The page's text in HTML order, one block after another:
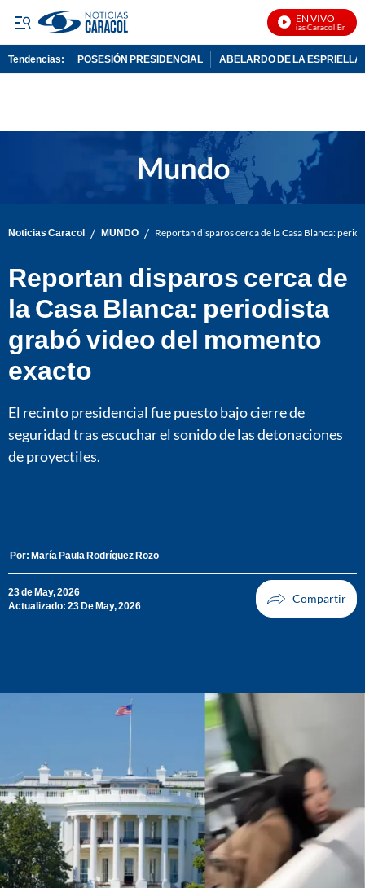
EN VIVO
Noticias Caracol En Vivo
Tendencias: POSESIÓN PRESIDENCIAL ABELARDO DE LA ESPRIELLA
Noticias Caracol / MUNDO / Reportan disparos cerca de la Casa Blanca:
Reportan disparos cerca de
la Casa Blanca: periodista
grabó video del momento
exacto
El recinto presidencial fue puesto bajo cierre de
seguridad tras escuchar el sonido de las detonaciones
de proyectiles.
Por: María Paula Rodríguez Rozo
23 de May, 2026
Actualizado: 23 De May, 2026